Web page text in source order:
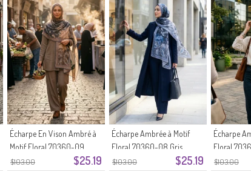
$103.00 $25.19
Écharpe En Vison Ambré à
Motif Floral 70360-09
$103.00 $25.19
Écharpe Ambrée à Motif
Floral 70360-08 Gris
Argenté
$103.00
Écharpe
Floral
Marine